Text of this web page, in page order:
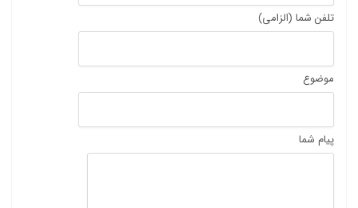
تلفن شما (الزامی)
موضوع
پیام شما